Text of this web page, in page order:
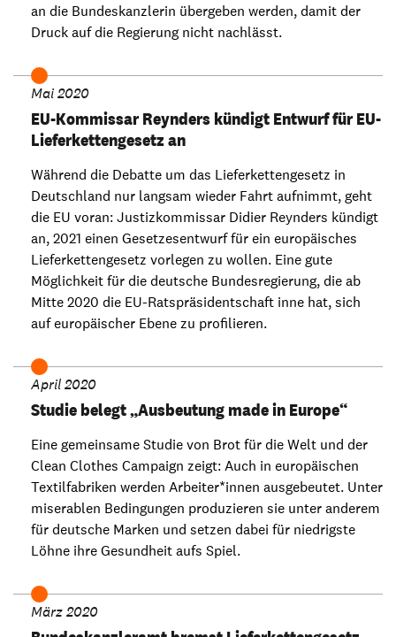
an die Bundeskanzlerin übergeben werden, damit der
Druck auf die Regierung nicht nachlässt.
Mai 2020
EU-Kommissar Reynders kündigt Entwurf für EU-
Lieferkettengesetz an
Während die Debatte um das Lieferkettengesetz in
Deutschland nur langsam wieder Fahrt aufnimmt, geht
die EU voran: Justizkommissar Didier Reynders kündigt
an, 2021 einen Gesetzesentwurf für ein europäisches
Lieferkettengesetz vorlegen zu wollen. Eine gute
Möglichkeit für die deutsche Bundesregierung, die ab
Mitte 2020 die EU-Ratspräsidentschaft inne hat, sich
auf europäischer Ebene zu profilieren.
April 2020
Studie belegt „Ausbeutung made in Europe“
Eine gemeinsame Studie von Brot für die Welt und der
Clean Clothes Campaign zeigt: Auch in europäischen
Textilfabriken werden Arbeiter*innen ausgebeutet. Unter
miserablen Bedingungen produzieren sie unter anderem
für deutsche Marken und setzen dabei für niedrigste
Löhne ihre Gesundheit aufs Spiel.
März 2020